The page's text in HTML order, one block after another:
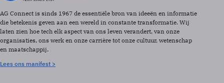
AG Connect is sinds 1967 de essentiële bron van ideeën en informatie
die betekenis geven aan een wereld in constante transformatie. Wij
laten zien hoe tech elk aspect van ons leven verandert, van onze
organisaties, ons werk en onze carrière tot onze cultuur, wetenschap
en maatschappij.
Lees ons manifest >